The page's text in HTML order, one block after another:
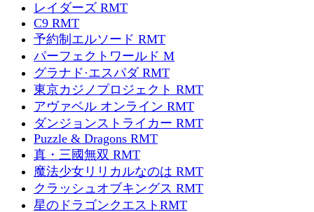
レイダーズ RMT
C9 RMT
予約制エルソード RMT
パーフェクトワールド M
グラナド·エスパダ RMT
東京カジノプロジェクト RMT
アヴァベル オンライン RMT
ダンジョンストライカー RMT
Puzzle & Dragons RMT
真・三國無双 RMT
魔法少女リリカルなのは RMT
クラッシュオブキングス RMT
星のドラゴンクエストRMT